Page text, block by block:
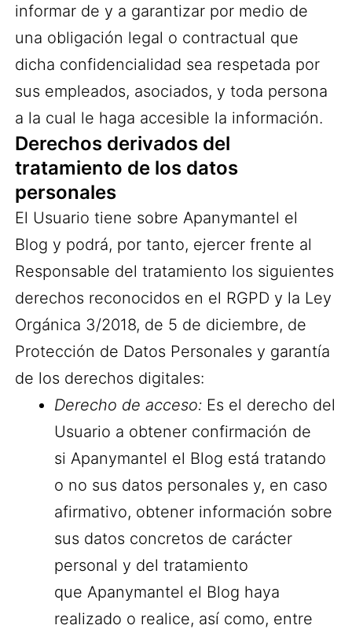
informar de y a garantizar por medio de
una obligación legal o contractual que
dicha confidencialidad sea respetada por
sus empleados, asociados, y toda persona
a la cual le haga accesible la información.
Derechos derivados del
tratamiento de los datos
personales
El Usuario tiene sobre Apanymantel el
Blog y podrá, por tanto, ejercer frente al
Responsable del tratamiento los siguientes
derechos reconocidos en el RGPD y la Ley
Orgánica 3/2018, de 5 de diciembre, de
Protección de Datos Personales y garantía
de los derechos digitales:
Derecho de acceso: Es el derecho del
Usuario a obtener confirmación de
si Apanymantel el Blog está tratando
o no sus datos personales y, en caso
afirmativo, obtener información sobre
sus datos concretos de carácter
personal y del tratamiento
que Apanymantel el Blog haya
realizado o realice, así como, entre